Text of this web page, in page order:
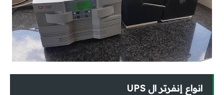
انواع إنفرتر ال UPS